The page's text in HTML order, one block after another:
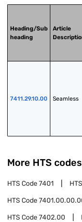
Heading/Sub
heading
Article
7411.29.10.00 Seamless
More HTS
HTS Code7401
HTS Code
HTS Code7402.00